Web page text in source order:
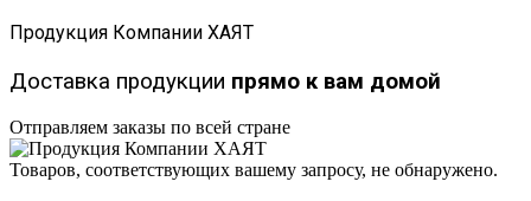
Продукция Компании ХАЯТ
Доставка продукции прямо к вам домой
Отправляем заказы по всей стране
Товаров, соответствующих вашему запросу, не обнаружено.